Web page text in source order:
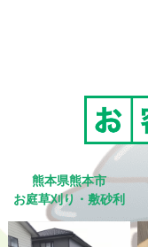
熊本県熊本市
お庭草刈り・敷砂利